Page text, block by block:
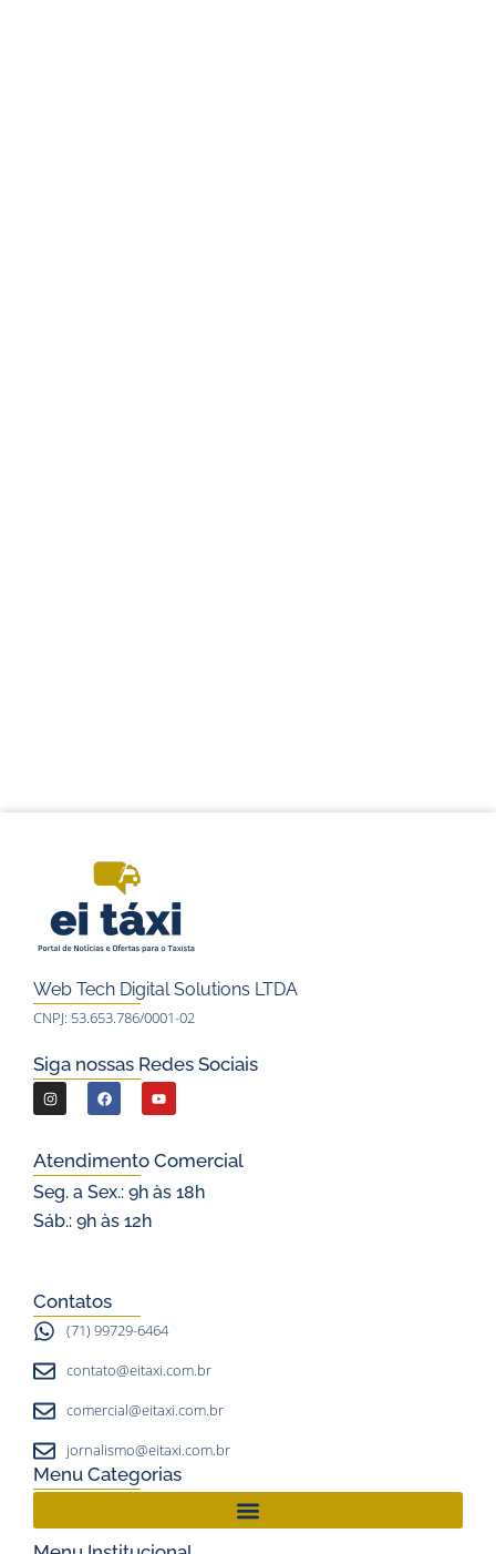
Web Tech Digital Solutions LTDA
CNPJ: 53.653.786/0001-02
Siga nossas Redes Sociais
I
n
s
t
a
g
m
F
a
e
b
o
Y
o
u
u
Atendimento Comercial
Seg. a Sex.: 9h às 18h
Sáb.: 9h às 12h
Contatos
(71) 99729-6464
contato@eitaxi.com.br
comercial@eitaxi.com.br
jornalismo@eitaxi.com.br
Menu Categorias